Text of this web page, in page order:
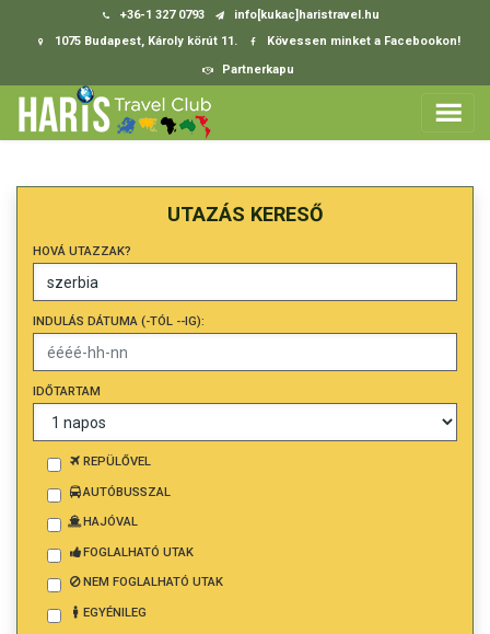
+36-1 327 0793
info[kukac]haristravel.hu
1075 Budapest, Károly körút 11.
Kövessen minket a Facebookon!
Partnerkapu
UTAZÁS KERESŐ
HOVÁ UTAZZAK?
INDULÁS DÁTUMA (-TÓL --IG):
IDŐTARTAM
REPÜLŐVEL
AUTÓBUSSZAL
HAJÓVAL
FOGLALHATÓ UTAK
NEM FOGLALHATÓ UTAK
EGYÉNILEG